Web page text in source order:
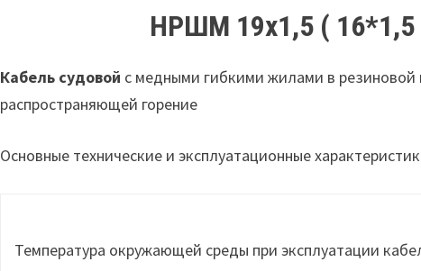
НРШМ 19х1,5 ( 16*1,5
Кабель судовой с медными гибкими жилами в
распространяющей горение
Основные технические и эксплуатационные
Температура окружающей среды при эксплуатации